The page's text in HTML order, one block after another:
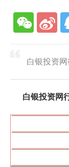
白银投资
白银投资网